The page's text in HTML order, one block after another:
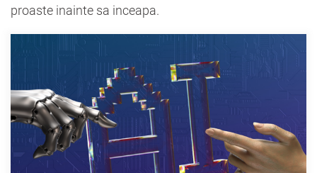
proaste inainte sa inceapa.